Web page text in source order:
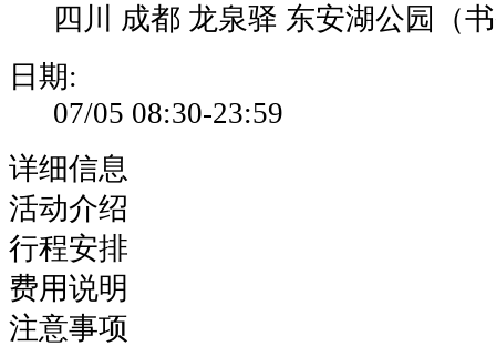
吧
东
湖-2026
哪
吒
快
跑
夏
季
四川 成都 龙泉驿 东安湖公园（
日期:
07/05 08:30-23:59
详细信息
活动介绍
行程安排
费用说明
注意事项